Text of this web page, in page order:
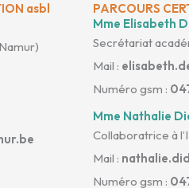
asbl
PARCOURS
Mme Elisabeth
Secrétariat
Mail :
Numéro gsm :
Mme Nathalie
Collaboratrice à
Mail :
Numéro gsm :